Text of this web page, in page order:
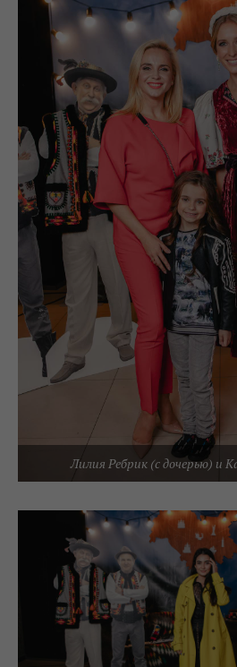
Лилия Ребрик (с дочерью) и